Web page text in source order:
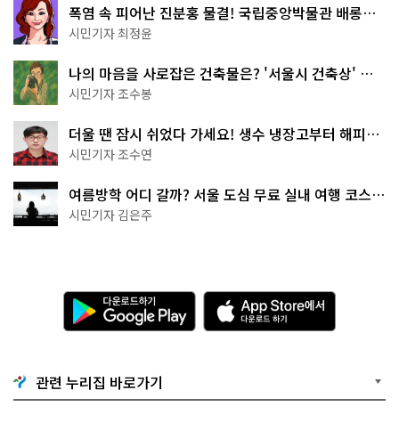
폭염 속 피어난 진분홍 물결! 국립중앙박물관 배롱나
무 명소
시민기자 최정윤
나의 마음을 사로잡은 건축물은? '서울시 건축상' 수
상작 공개!
시민기자 조수봉
더울 땐 잠시 쉬었다 가세요! 생수 냉장고부터 해피소
·무더위쉼터까지
시민기자 조수연
여름방학 어디 갈까? 서울 도심 무료 실내 여행 코스
추천
시민기자 김은주
다
운
로
기
G
o
A
p
p
e
관련 누리집 바로가기